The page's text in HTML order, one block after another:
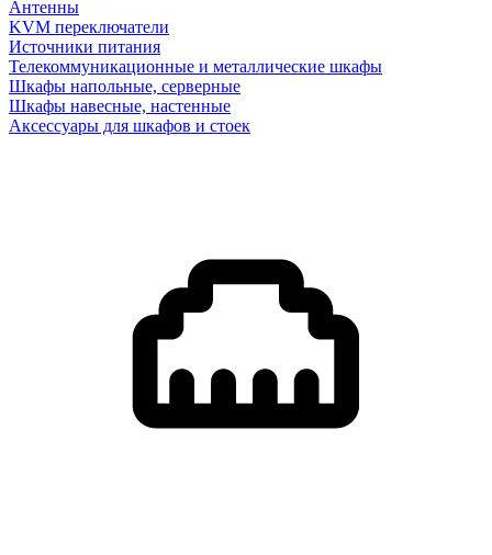
Антенны
KVM переключатели
Источники питания
Телекоммуникационные и металлические шкафы
Шкафы напольные, серверные
Шкафы навесные, настенные
Аксессуары для шкафов и стоек